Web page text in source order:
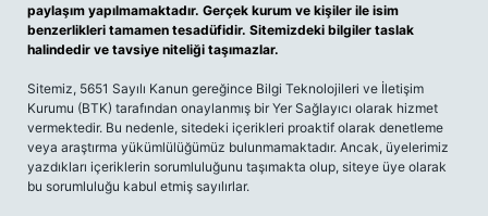
paylaşım yapılmamaktadır. Gerçek kurum ve kişiler ile isim
benzerlikleri tamamen tesadüfidir. Sitemizdeki bilgiler taslak
halindedir ve tavsiye niteliği taşımazlar.
Sitemiz, 5651 Sayılı Kanun gereğince Bilgi Teknolojileri ve İletişim
Kurumu (BTK) tarafından onaylanmış bir Yer Sağlayıcı olarak hizmet
vermektedir. Bu nedenle, sitedeki içerikleri proaktif olarak denetleme
veya araştırma yükümlülüğümüz bulunmamaktadır. Ancak, üyelerimiz
yazdıkları içeriklerin sorumluluğunu taşımakta olup, siteye üye olarak
bu sorumluluğu kabul etmiş sayılırlar.